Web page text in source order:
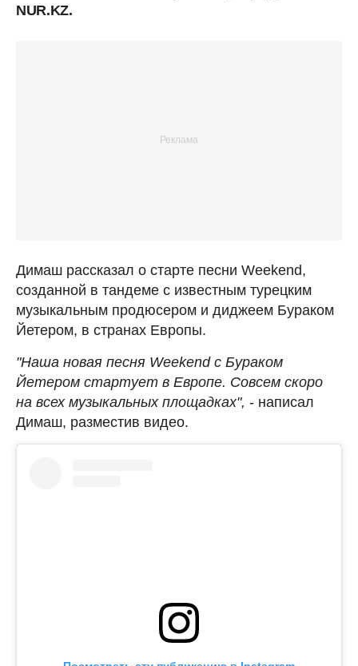
NUR.KZ.
Димаш рассказал о старте песни Weekend,
созданной в тандеме с известным турецким
музыкальным продюсером и диджеем Бураком
Йетером, в странах Европы.
"Наша новая песня Weekend с Бураком
Йетером стартует в Европе. Совсем скоро
на всех музыкальных площадках", - написал
Димаш, разместив видео.